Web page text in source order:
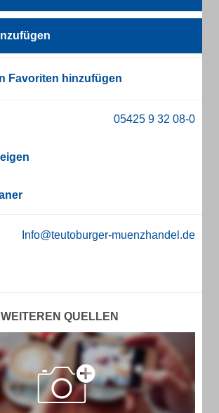
Favoriten hinzufügen
Info@teutoburger-muenzhandel.de
QUELLEN